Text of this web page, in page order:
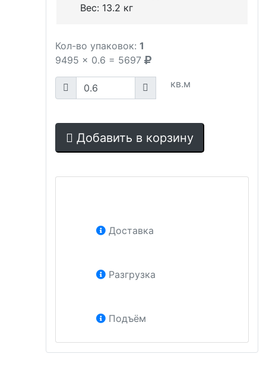
Вес: 13.2 кг
Кол-во упаковок: 1
9495 x 0.6 = 5697
кв.м
Добавить в корзину
Доставка
Разгрузка
Подъём